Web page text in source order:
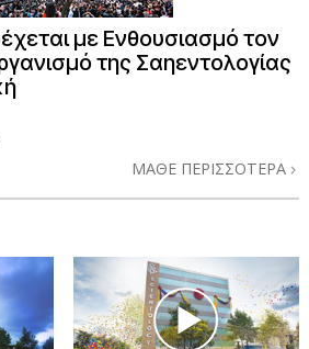
με Ενθουσιασμό τον
της Σαηεντολογίας
ΜΑΘΕ ΠΕΡΙΣΣΟΤΕΡΑ